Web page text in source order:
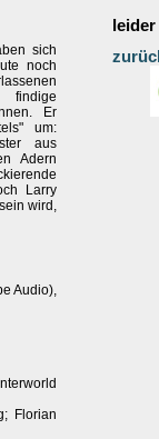
sich
noch
findige
Er
um:
aus
Adern
Larry
wird,
Audio),
Florian